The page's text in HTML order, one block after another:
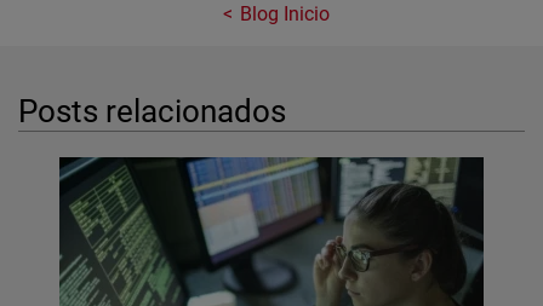
Blog Inicio
Posts relacionados